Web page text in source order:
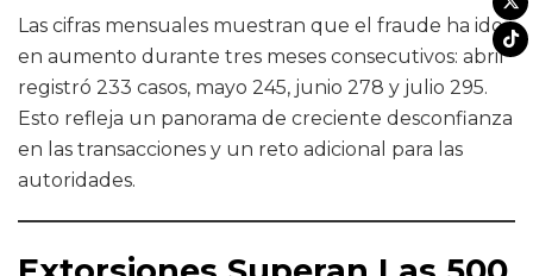
Las cifras mensuales muestran que el fraude ha ido
en aumento durante tres meses consecutivos: abril
registró 233 casos, mayo 245, junio 278 y julio 295.
Esto refleja un panorama de creciente desconfianza
en las transacciones y un reto adicional para las
autoridades.